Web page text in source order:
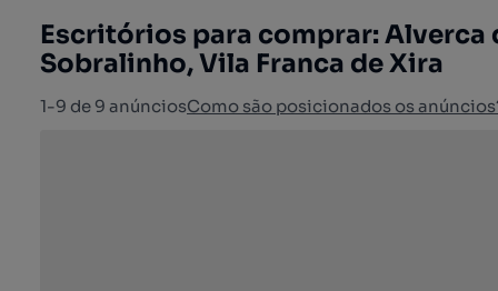
Escritórios para comprar: Alverca
Sobralinho, Vila Franca de Xira
1-9 de 9 anúnciosComo são posicionados os